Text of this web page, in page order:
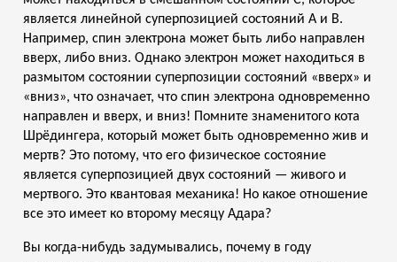
является линейной суперпозицией состояний А и В.
Например, спин электрона может быть либо направлен
вверх, либо вниз. Однако электрон может находиться в
размытом состоянии суперпозиции состояний «вверх» и
«вниз», что означает, что спин электрона одновременно
направлен и вверх, и вниз! Помните знаменитого кота
Шрёдингера, который может быть одновременно жив и
мертв? Это потому, что его физическое состояние
является суперпозицией двух состояний — живого и
мертвого. Это квантовая механика! Но какое отношение
все это имеет ко второму месяцу Адара?
Вы когда-нибудь задумывались, почему в году